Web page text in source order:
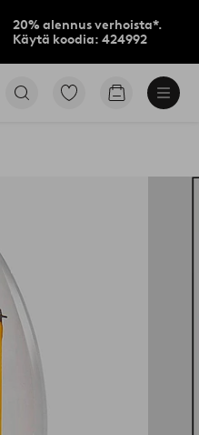
20% alennus verhoista*.
Käytä koodia: 424992
Siirry
Siirry